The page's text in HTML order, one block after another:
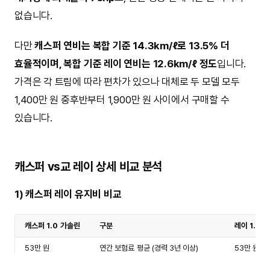
없습니다.
다만캐스퍼 연비는 복합 기준 14.3km/ℓ로 13.5% 더
효율적이며, 복합 기준 레이 연비는 12.6km/ℓ 정도입니다.
가격은 각 트림에 따라 편차가 있으나 대체로 두 모델 모두
1,400만 원 중후반부터 1,900만 원 사이에서 구매할 수
있습니다.
캐스퍼 vs교 레이 상세 비교 분석
1) 캐스퍼 레이 유지비 비교
캐스퍼 1.0 가솔린 구분 레이 1.0
53만 원 연간 보험료 평균 (경력 3년 이상) 53만 원